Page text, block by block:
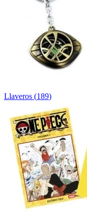
Llaveros (189)